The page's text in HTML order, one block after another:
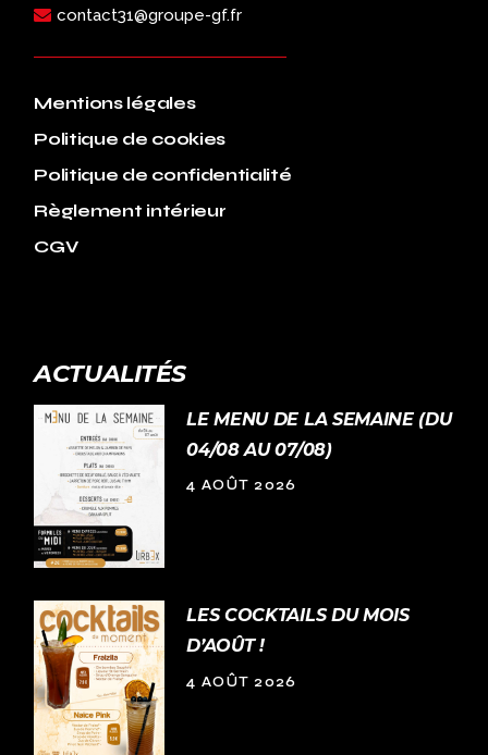
contact31@groupe-gf.fr
Mentions légales
Politique de cookies
Politique de confidentialité
Règlement intérieur
CGV
ACTUALITÉS
LE MENU DE LA SEMAINE (DU
04/08 AU 07/08)
4 AOÛT 2026
LES COCKTAILS DU MOIS
D’AOÛT !
4 AOÛT 2026